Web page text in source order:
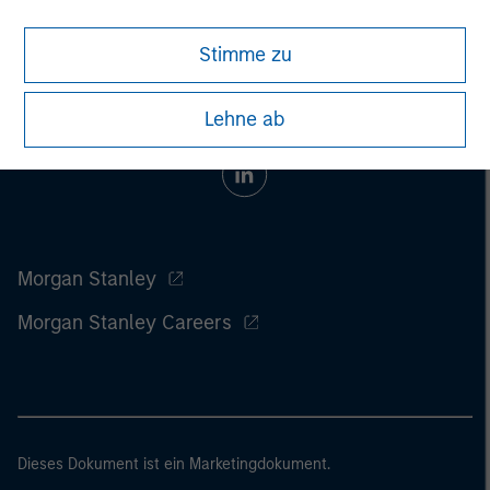
Stimme zu
Lehne ab
Morgan Stanley
Morgan Stanley Careers
Dieses Dokument ist ein Marketingdokument.